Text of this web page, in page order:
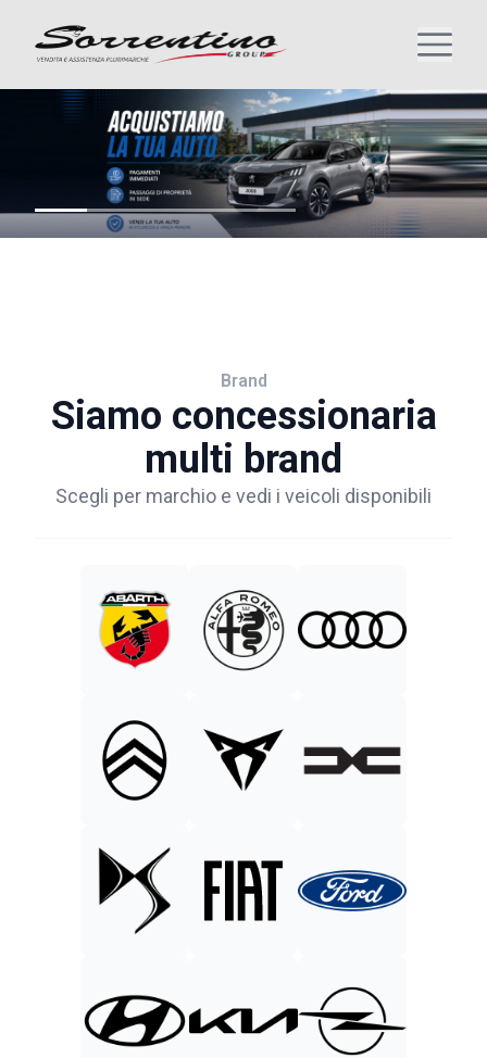
Brand
Siamo concessionaria
multi brand
Scegli per marchio e vedi i veicoli disponibili